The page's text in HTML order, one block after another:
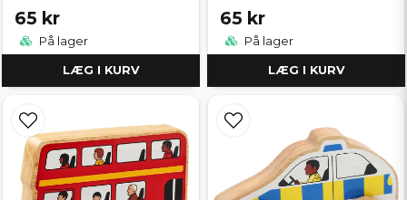
65 kr
På lager
LÆG I KURV
65 kr
På lager
LÆG I KURV